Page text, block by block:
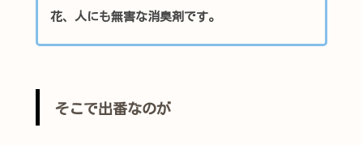
花、人にも無害な消臭剤です。
そこで出番なのが